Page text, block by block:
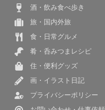
酒・飲み食べ歩き
旅・国内外旅
食・日常グルメ
肴・呑みつまレシピ
住・便利グッズ
画・イラスト日記
プライバシーポリシー